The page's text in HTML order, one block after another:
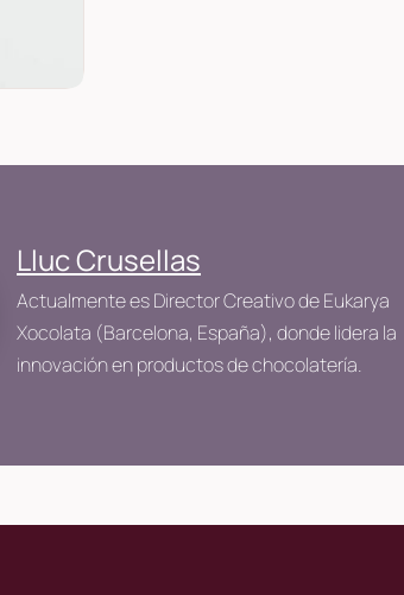
Lluc Crusellas
Actualmente es Director Creativo de Eukarya
Xocolata (Barcelona, España), donde lidera la
innovación en productos de chocolatería.